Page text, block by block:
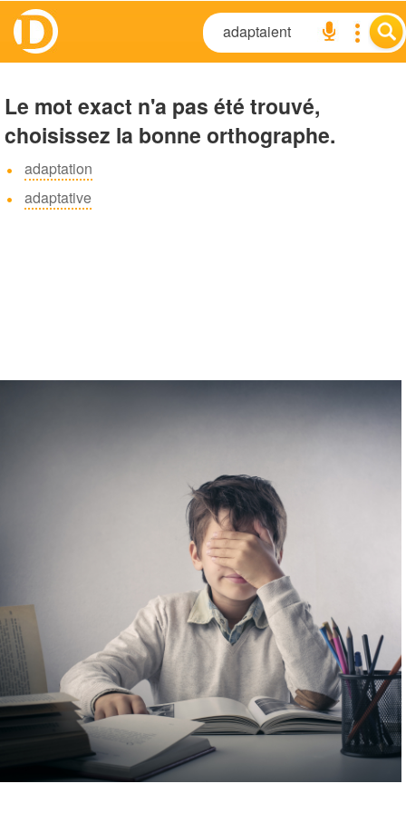
Le mot exact n'a pas été trouvé,
choisissez la bonne orthographe.
adaptation
adaptative